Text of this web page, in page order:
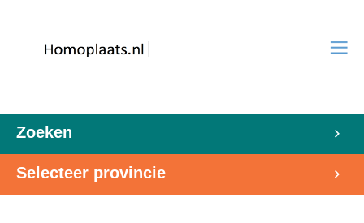
Zoeken
Selecteer provincie